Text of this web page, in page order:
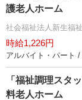
護老人ホーム
社会福祉法人新生福
時給1,226円
アルバイト・パート
「福祉調理スタ
料老人ホーム